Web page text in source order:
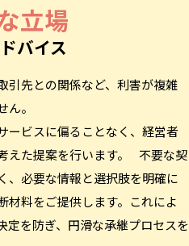
立場
バイス
引先との関係など、利害が複雑
。
ービスに偏ることなく、経営者
えた提案を行います。 不要な契
、必要な情報と選択肢を明確に
材料をご提供します。これによ
定を防ぎ、円滑な承継プロセスを